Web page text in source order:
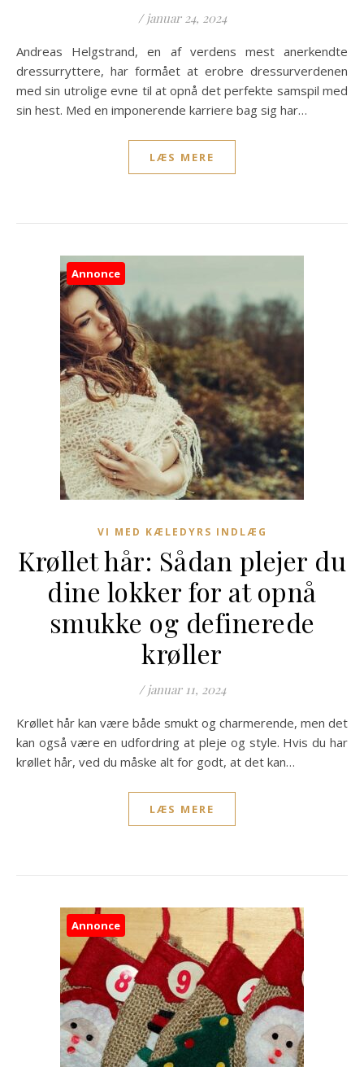
/ januar 24, 2024
Andreas Helgstrand, en af verdens mest anerkendte
dressurryttere, har formået at erobre dressurverdenen
med sin utrolige evne til at opnå det perfekte samspil med
sin hest. Med en imponerende karriere bag sig har…
LÆS MERE
Annonce
VI MED KÆLEDYRS INDLÆG
Krøllet hår: Sådan plejer du
dine lokker for at opnå
smukke og definerede
krøller
/ januar 11, 2024
Krøllet hår kan være både smukt og charmerende, men det
kan også være en udfordring at pleje og style. Hvis du har
krøllet hår, ved du måske alt for godt, at det kan…
LÆS MERE
Annonce